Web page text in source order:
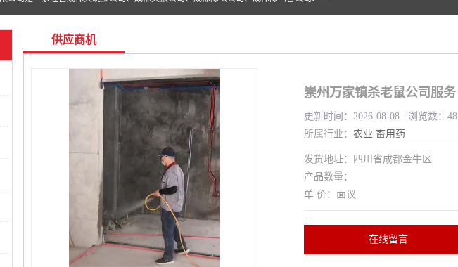
供应商机
崇州万家镇杀老鼠公司服务
更新时间：2026-08-08 浏览数：48
所属行业： 农业 畜用药
发货地址：四川省成都金牛区
产品数量：
单 价：面议
在线留言